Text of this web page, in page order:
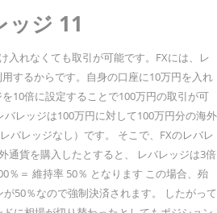
ジ 11
入れなくても取引が可能です。FXには、レ
するからです。自身の口座に10万円を入れ
10倍に設定することで100万円の取引が可
レッジは100万円に対して100万円分の海外
バレッジなし）です。 そこで、FXのレバレ
通貨を購入したとすると、 レバレッジは3倍
％＝ 維持率 50％ となります この場合、殆
50％なので強制決済されます。 したがって